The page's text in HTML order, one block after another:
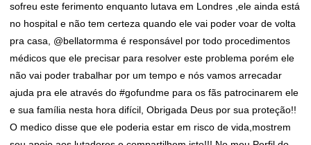
sofreu este ferimento enquanto lutava em Londres ,ele ainda está
no hospital e não tem certeza quando ele vai poder voar de volta
pra casa, @bellatormma é responsável por todo procedimentos
médicos que ele precisar para resolver este problema porém ele
não vai poder trabalhar por um tempo e nós vamos arrecadar
ajuda pra ele através do #gofundme para os fãs patrocinarem ele
e sua família nesta hora difícil, Obrigada Deus por sua proteção!!
O medico disse que ele poderia estar em risco de vida,mostrem